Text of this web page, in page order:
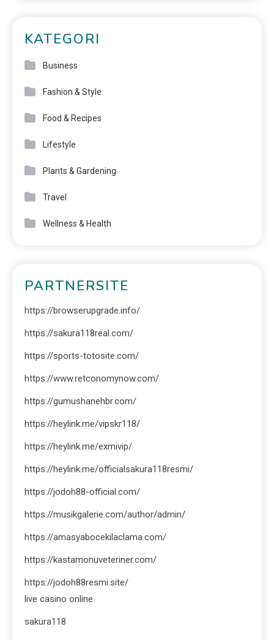
KATEGORI
Business
Fashion & Style
Food & Recipes
Lifestyle
Plants & Gardening
Travel
Wellness & Health
PARTNERSITE
https://browserupgrade.info/
https://sakura118real.com/
https://sports-totosite.com/
https://www.retconomynow.com/
https://gumushanehbr.com/
https://heylink.me/vipskr118/
https://heylink.me/exmivip/
https://heylink.me/officialsakura118resmi/
https://jodoh88-official.com/
https://musikgalerie.com/author/admin/
https://amasyabocekilaclama.com/
https://kastamonuveteriner.com/
https://jodoh88resmi.site/
live casino online
sakura118